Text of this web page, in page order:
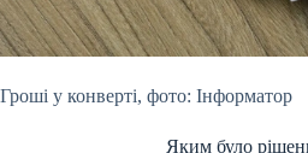
Гроші у конверті, фото: Інформатор
Яким було